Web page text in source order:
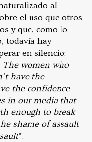
al
el uso que otros
y que, como lo
todavía hay
en silencio:
The women who
have the
the confidence
in our media that
enough to break
shame of assault
”.